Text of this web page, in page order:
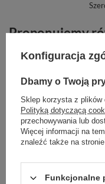
Proponujemy
lateksowe pudrowane
Konfiguracja
Dbamy o Twoją
Sklep korzysta z plików
Polityką dotyczącą
przechowywania lub
Więcej informacji na
znaleźć także na stronie
Funkcjonalne